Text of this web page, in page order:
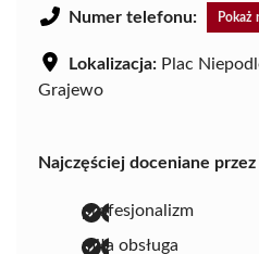
Numer telefonu: Pokaż
Lokalizacja: Plac
Grajewo
Najczęściej doceniane
profesjonalizm
miła obsługa